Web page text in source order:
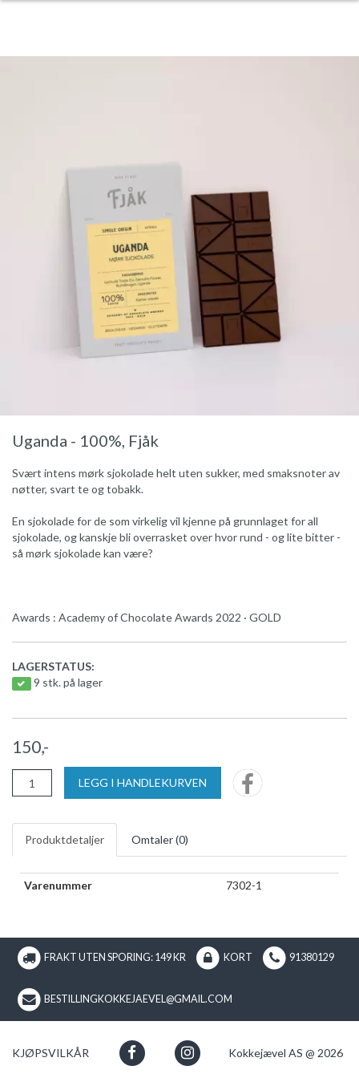
Uganda - 100%, Fjåk
Svært intens mørk sjokolade helt uten sukker, med smaksnoter av
nøtter, svart te og tobakk.
En sjokolade for de som virkelig vil kjenne på grunnlaget for all
sjokolade, og kanskje bli overrasket over hvor rund - og lite bitter -
så mørk sjokolade kan være?
Awards : Academy of Chocolate Awards 2022 · GOLD
LAGERSTATUS:
9 stk. på lager
150,-
LEGG I HANDLEKURVEN
Produktdetaljer Omtaler (0)
Varenummer 7302-1
FRAKT UTEN SPORING: 149 KR KORT 91380129
BESTILLINGKOKKEJAEVEL@GMAIL.COM
KJØPSVILKÅR Kokkejævel AS @ 2026